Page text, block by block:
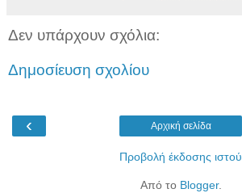
Δεν υπάρχουν σχόλια:
Δημοσίευση σχολίου
‹ Αρχική σελίδα
Προβολή έκδοσης ιστού
Από το Blogger.